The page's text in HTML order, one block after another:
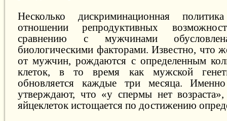
Несколько дискриминационная
отношении репродуктивных
сравнению с мужчинами
биологическими факторами. Известно, что
от мужчин, рождаются с определенным
клеток, в то время как мужской
обновляется каждые три месяца.
утверждают, что «у спермы нет
яйцеклеток истощается по достижению